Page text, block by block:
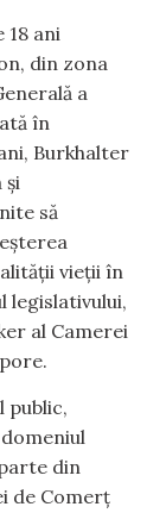
ani
din zona
a
în
Burkhalter
și
să
vieții în
legislativului,
al Camerei
public,
din
de Comerț